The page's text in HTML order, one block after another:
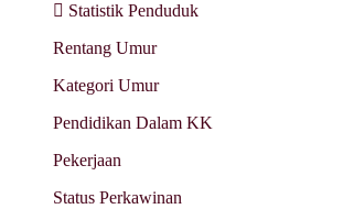
Statistik Penduduk
Rentang Umur
Kategori Umur
Pendidikan Dalam KK
Pekerjaan
Status Perkawinan